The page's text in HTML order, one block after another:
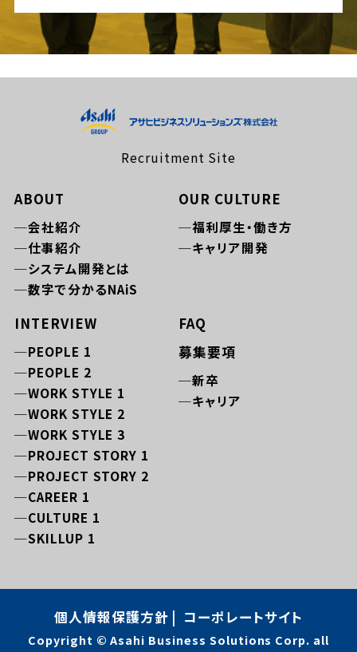
Recruitment Site
ABOUT
会社紹介
仕事紹介
システム開発とは
数字で分かるNAiS
OUR CULTURE
福利厚生・働き方
キャリア開発
INTERVIEW
PEOPLE 1
PEOPLE 2
WORK STYLE 1
WORK STYLE 2
WORK STYLE 3
PROJECT STORY 1
PROJECT STORY 2
CAREER 1
CULTURE 1
SKILLUP 1
FAQ
募集要項
新卒
キャリア
個人情報保護方針 コーポレートサイト
Copyright © Asahi Business Solutions Corp. all